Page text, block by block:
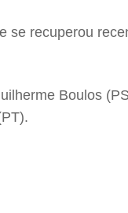
se recuperou
Boulos